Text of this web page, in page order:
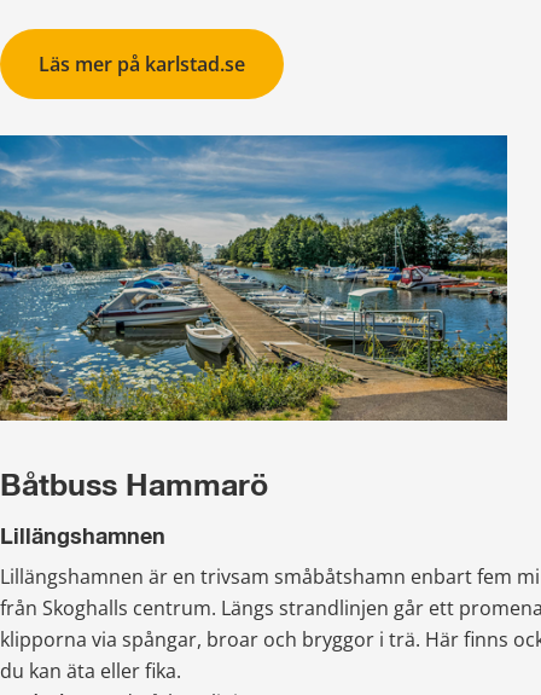
Läs mer på karlstad.se
Båtbuss Hammarö
Lillängshamnen
Lillängshamnen är en trivsam småbåtshamn enbart fem
från Skoghalls centrum. Längs strandlinjen går ett
klipporna via spångar, broar och bryggor i trä. Här finns
du kan äta eller fika.